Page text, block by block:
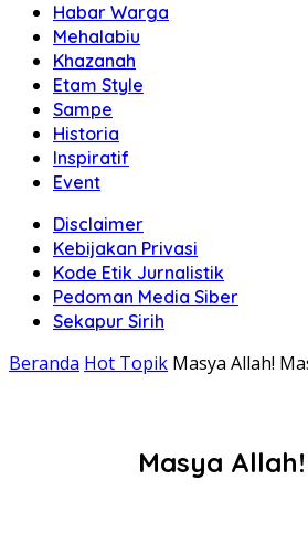
Habar Warga
Mehalabiu
Khazanah
Etam Style
Sampe
Historia
Inspiratif
Event
Disclaimer
Kebijakan Privasi
Kode Etik Jurnalistik
Pedoman Media Siber
Sekapur Sirih
Beranda Hot Topik Masya Allah!
Masya